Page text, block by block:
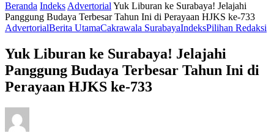
Beranda Indeks Advertorial Yuk Liburan ke Surabaya! Jelajahi
Panggung Budaya Terbesar Tahun Ini di Perayaan HJKS ke-733
AdvertorialBerita UtamaCakrawala SurabayaIndeksPilihan Redaksi
Yuk Liburan ke Surabaya! Jelajahi
Panggung Budaya Terbesar Tahun Ini di
Perayaan HJKS ke-733